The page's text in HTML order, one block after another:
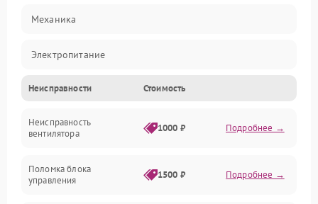
Механика
Электропитание
Фильтры
Механические повреждения
Неисправности Стоимость
Неисправность
вентилятора
1000 ₽ Подробнее →
Поломка блока
управления
1500 ₽ Подробнее →